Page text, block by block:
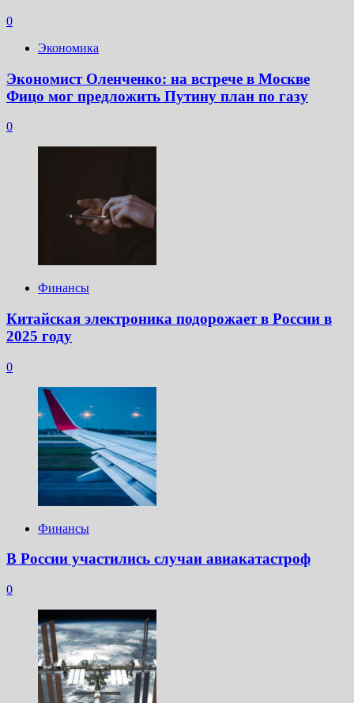
0
Экономика
Экономист Оленченко: на встрече в Москве
Фицо мог предложить Путину план по газу
0
Финансы
Китайская электроника подорожает в России в
2025 году
0
Финансы
В России участились случаи авиакатастроф
0